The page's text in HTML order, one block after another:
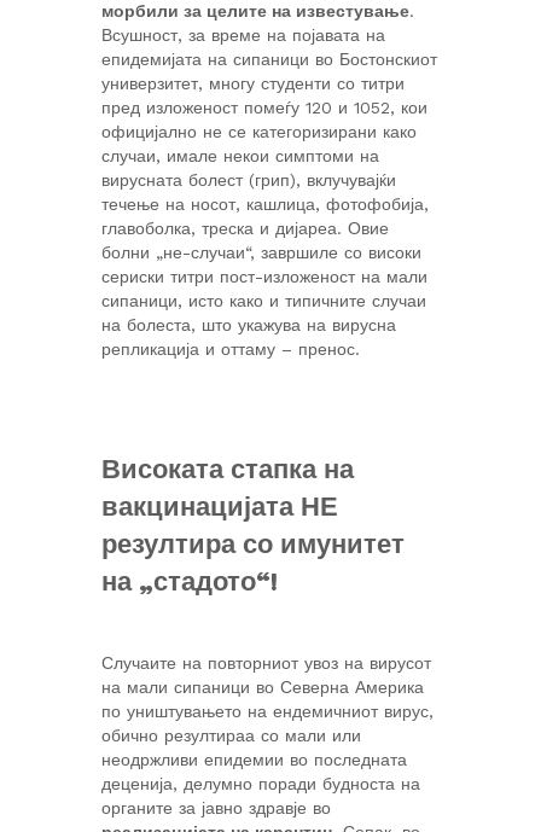
морбили за целите на известување.
Всушност, за време на појавата на
епидемијата на сипаници во Бостонскиот
универзитет, многу студенти со титри
пред изложеност помеѓу 120 и 1052, кои
официјално не се категоризирани како
случаи, имале некои симптоми на
вирусната болест (грип), вклучувајќи
течење на носот, кашлица, фотофобија,
главоболка, треска и дијареа. Овие
болни „не-случаи“, завршиле со високи
сериски титри пост-изложеност на мали
сипаници, исто како и типичните случаи
на болеста, што укажува на вирусна
репликација и оттаму – пренос.
Високата стапка на
вакцинацијата НЕ
резултира со имунитет
на „стадото“!
Случаите на повторниот увоз на вирусот
на мали сипаници во Северна Америка
по уништувањето на ендемичниот вирус,
обично резултираа со мали или
неодржливи епидемии во последната
деценија, делумно поради будноста на
органите за јавно здравје во